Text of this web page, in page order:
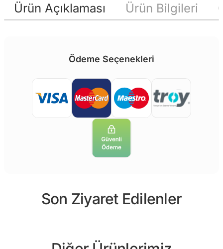
Ürün Açıklaması Ürün Bilgileri
Ödeme Seçenekleri
Son Ziyaret Edilenler